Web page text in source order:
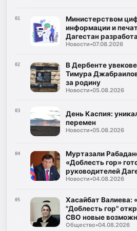
01
Министерством
информации и
Дагестан
корпусов
Новости•07.08.2026
02
В Дербенте
Тимура
за родину
Новости•05.08.2026
03
День Каспия:
перемен
Новости•05.08.2026
04
Муртазали
«Доблесть гор»
руководителей
Новости•04.08.2026
05
Хасайбат Валиева:
"Доблесть гор"
СВО новые
Дагестану»
Общество•04.08.2026